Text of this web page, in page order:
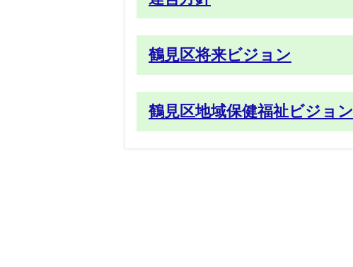
鶴見区将来ビジョン
鶴見区地域保健福祉ビジョン